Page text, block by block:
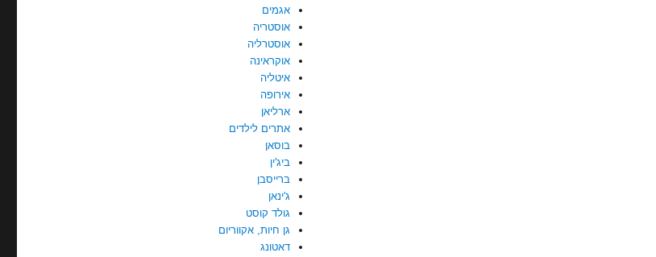
אגמים
אוסטריה
אוסטרליה
אוקראינה
איטליה
אירופה
ארליאן
אתרים לילדים
בוסאן
ביג'ין
ברייסבן
ג'ינאן
גולד קוסט
גן חיות, אקווריום
דאטונג